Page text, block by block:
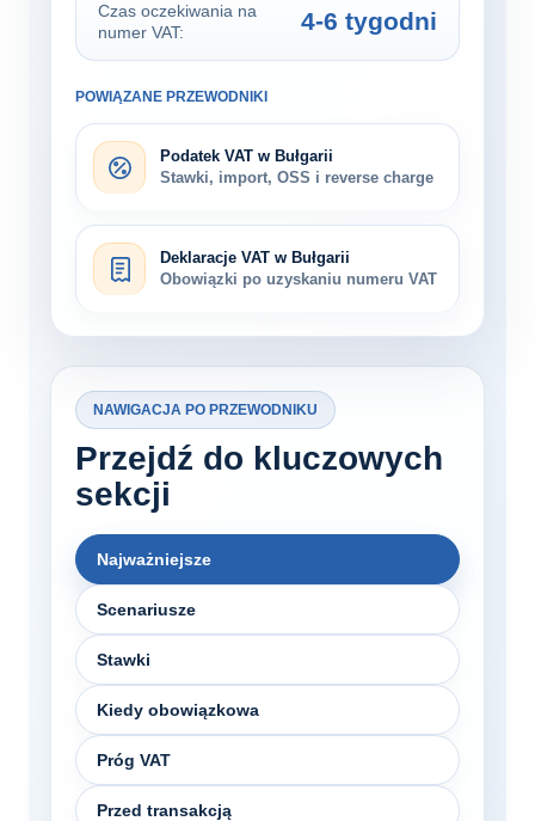
Czas oczekiwania na
numer VAT:
4-6 tygodni
POWIĄZANE PRZEWODNIKI
Podatek VAT w Bułgarii
Stawki, import, OSS i reverse charge
Deklaracje VAT w Bułgarii
Obowiązki po uzyskaniu numeru VAT
NAWIGACJA PO PRZEWODNIKU
Przejdź do kluczowych
sekcji
Najważniejsze
Scenariusze
Stawki
Kiedy obowiązkowa
Próg VAT
Przed transakcją